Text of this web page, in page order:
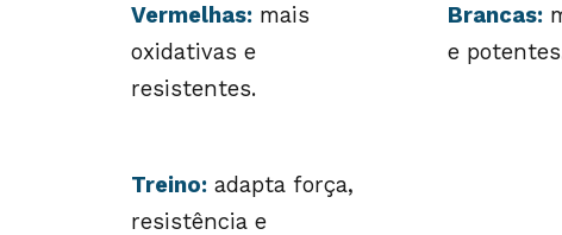
Vermelhas: mais
oxidativas e
resistentes.
Brancas:
e
Treino: adapta força,
resistência e